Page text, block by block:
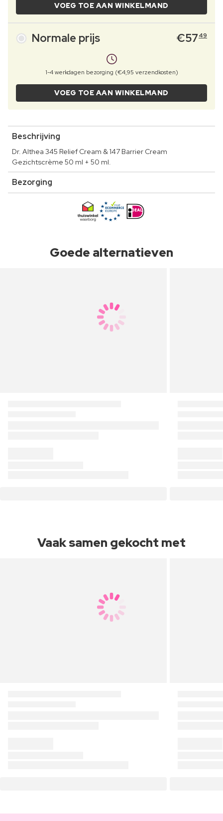
VOEG TOE AAN WINKELMAND
Normale prijs €57 49
1-4 werkdagen bezorging (€4,95 verzendkosten)
VOEG TOE AAN WINKELMAND
Beschrijving
Dr. Althea 345 Relief Cream & 147 Barrier Cream
Gezichtscrème 50 ml + 50 ml.
Bezorging
Goede alternatieven
Vaak samen gekocht met